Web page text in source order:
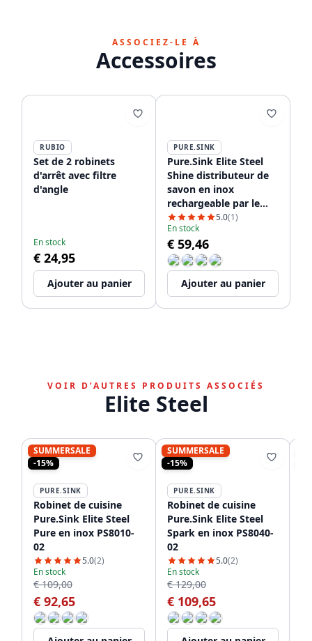
ASSOCIEZ-LE À
Accessoires
RUBIO
Set de 2 robinets
d'arrêt avec filtre
d'angle
En stock
€ 24,95
Ajouter au panier
PURE.SINK
Pure.Sink Elite Steel
Shine distributeur de
savon en inox
rechargeable par le
dessus PS9010-02
5.0(1)
En stock
€ 59,46
Ajouter au panier
VOIR D’AUTRES PRODUITS ASSOCIÉS
Elite Steel
SUMMERSALE
-15%
PURE.SINK
Robinet de cuisine
Pure.Sink Elite Steel
Pure en inox PS8010-
02
5.0(2)
En stock
€ 109,00
€ 92,65
SUMMERSALE
-15%
PURE.SINK
Robinet de cuisine
Pure.Sink Elite Steel
Spark en inox PS8040-
02
5.0(2)
En stock
€ 129,00
€ 109,65